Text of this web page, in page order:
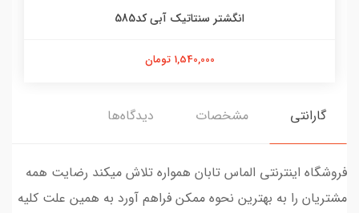
انگشتر سنتاتیک آبی کد585
1,540,000 تومان
گارانتی مشخصات دیدگاه‌ها
فروشگاه اینترنتی الماس تابان همواره تلاش میکند رضایت همه
مشتریان را به بهترین نحوه ممکن فراهم آورد به همین علت کلیه